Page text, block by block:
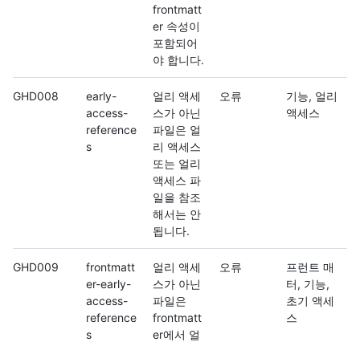
frontmatt
er 속성이
포함되어
야 합니다.
GHD008
early-
access-
reference
s
얼리 액세
스가 아닌
파일은 얼
리 액세스
또는 얼리
액세스 파
일을 참조
해서는 안
됩니다.
오류
기능, 얼리
액세스
GHD009
frontmatt
er-early-
access-
reference
s
얼리 액세
스가 아닌
파일은
frontmatt
er에서 얼
오류
프런트 매
터, 기능,
초기 액세
스